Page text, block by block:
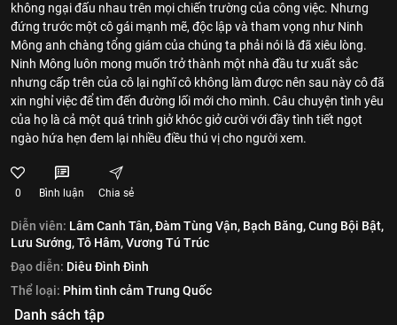
không ngại đấu nhau trên mọi chiến trường của công việc. Nhưng
đứng trước một cô gái mạnh mẽ, độc lập và tham vọng như Ninh
Mông anh chàng tổng giám của chúng ta phải nói là đã xiêu lòng.
Ninh Mông luôn mong muốn trở thành một nhà đầu tư xuất sắc
nhưng cấp trên của cô lại nghĩ cô không làm được nên sau này cô đã
xin nghỉ việc để tìm đến đường lối mới cho mình. Câu chuyện tình yêu
của họ là cả một quá trình giở khóc giở cười với đầy tình tiết ngọt
ngào hứa hẹn đem lại nhiều điều thú vị cho người xem.
0 Bình luận Chia sẻ
Diễn viên: Lâm Canh Tân,Đàm Tùng Vận, Bạch Băng,Cung Bội Bật,
Lưu Sướng,Tô Hâm,Vương Tú Trúc
Đạo diễn: Diêu Đình Đình
Thể loại: Phim tình cảm Trung Quốc
Danh sách tập